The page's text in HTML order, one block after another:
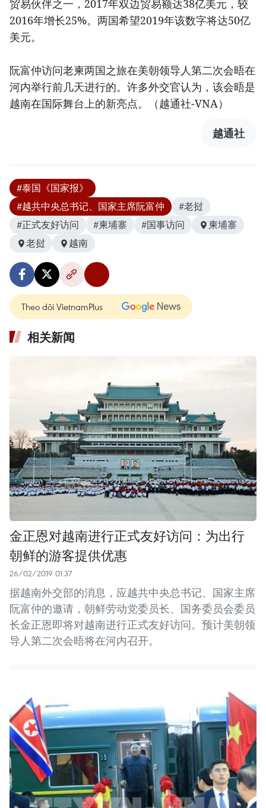
贸易伙伴之一，2017年双边贸易额达38亿美元，较
2016年增长25%。两国希望2019年该数字将达50亿
美元。
阮富仲访问老柬两国之旅在美朝领导人第二次会晤在
河内举行前几天进行的。许多外交官认为，该会晤是
越南在国际舞台上的新亮点。（越通社-VNA）
越通社
#泰国《国家报》
#越共中央总书记、国家主席阮富仲
#老挝
#正式友好访问
#柬埔寨 #国事访问
柬埔寨
老挝
越南
Theo dõi VietnamPlus
相关新闻
金正恩对越南进行正式友好访问：为出行
朝鲜的游客提供优惠
26/02/2019 01:37
据越南外交部的消息，应越共中央总书记、国家主席
阮富仲的邀请，朝鲜劳动党委员长、国务委员会委员
长金正恩即将对越南进行正式友好访问。预计美朝领
导人第二次会晤将在河内召开。